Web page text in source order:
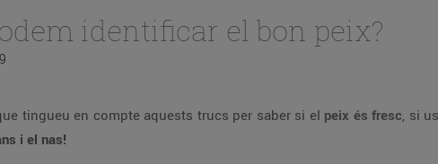
identificar el bon peix?
tingueu en compte aquests trucs per saber si el peix és fresc, si
i el nas!